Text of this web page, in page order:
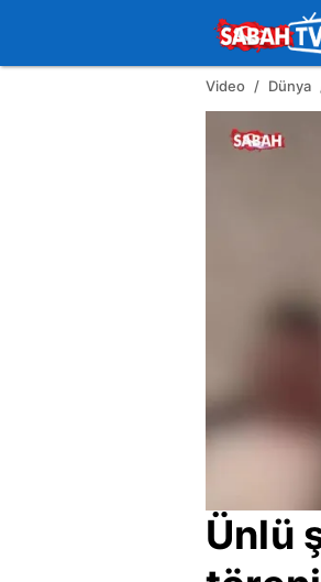
Video Dünya
Ünlü